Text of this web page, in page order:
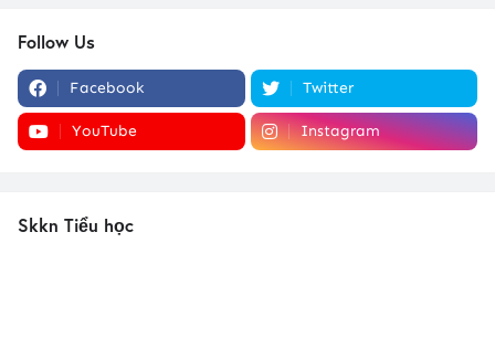
Follow Us
Facebook Twitter
YouTube Instagram
Skkn Tiểu học